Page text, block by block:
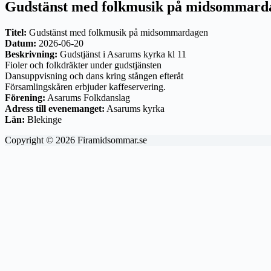
Gudstänst med folkmusik på
Titel: Gudstänst med folkmusik på midsommardagen
Datum: 2026-06-20
Beskrivning: Gudstjänst i Asarums kyrka kl 11
Fioler och folkdräkter under gudstjänsten
Dansuppvisning och dans kring stången efteråt
Församlingskåren erbjuder kaffeservering.
Förening: Asarums Folkdanslag
Adress till evenemanget: Asarums kyrka
Län: Blekinge
Copyright © 2026 Firamidsommar.se